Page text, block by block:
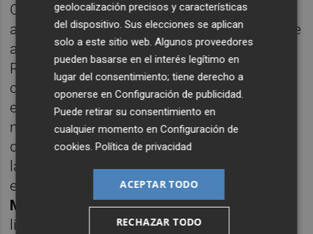
Castellón en esta primera mitad del año,
alcanzando los39,3 millonesde euros frente
a los 15,6 del mismo periodo de 2024.
Resalta especialmente el apartado de
carreteras, con35,3 millones. En esta línea,
el
Ministerio de Transportesha licitado la
mejora de laN-340 de Orpesa, con un coste
de 32 millones de euros, y la adecuación de
la
N-340 en Vila-real. Actualmente, está en
ejecución el último tramo de la
Morella
, y para final de año se espera la
licitación de la ampliación de dos a tres
geolocalización precisos y características
del dispositivo. Sus elecciones se aplican
solo a este sitio web. Algunos proveedores
pueden basarse en el interés legítimo en
lugar del consentimiento; tiene derecho a
oponerse enConfiguración de publicidad.
Puede retirar su consentimiento en
cualquier momento enConfiguración de
cookies.Política de privacidad
ACEPTAR TODO
RECHAZAR TODO